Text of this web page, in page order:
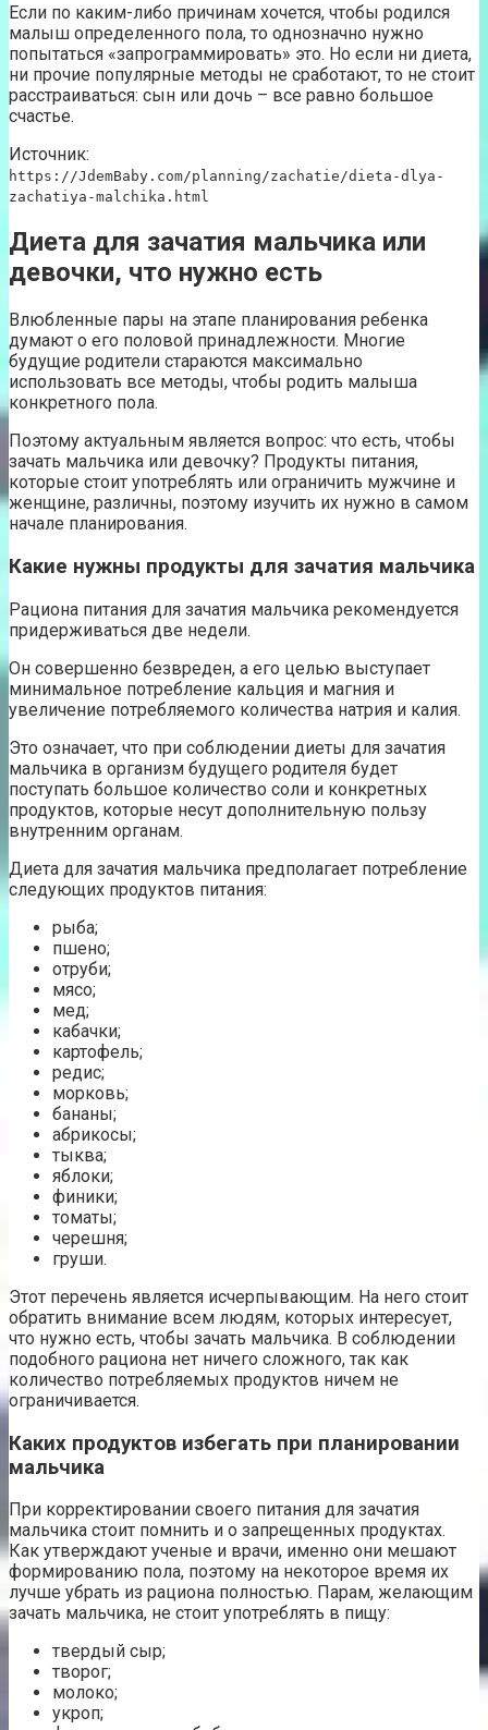
Если по каким-либо причинам хочется, чтобы родился
малыш определенного пола, то однозначно нужно
попытаться «запрограммировать» это. Но если ни диета,
ни прочие популярные методы не сработают, то не стоит
расстраиваться: сын или дочь – все равно большое
счастье.
Источник:
https://JdemBaby.com/planning/zachatie/dieta-dlya-
zachatiya-malchika.html
Диета для зачатия мальчика или
девочки, что нужно есть
Влюбленные пары на этапе планирования ребенка
думают о его половой принадлежности. Многие
будущие родители стараются максимально
использовать все методы, чтобы родить малыша
конкретного пола.
Поэтому актуальным является вопрос: что есть, чтобы
зачать мальчика или девочку? Продукты питания,
которые стоит употреблять или ограничить мужчине и
женщине, различны, поэтому изучить их нужно в самом
начале планирования.
Какие нужны продукты для зачатия мальчика
Рациона питания для зачатия мальчика рекомендуется
придерживаться две недели.
Он совершенно безвреден, а его целью выступает
минимальное потребление кальция и магния и
увеличение потребляемого количества натрия и калия.
Это означает, что при соблюдении диеты для зачатия
мальчика в организм будущего родителя будет
поступать большое количество соли и конкретных
продуктов, которые несут дополнительную пользу
внутренним органам.
Диета для зачатия мальчика предполагает потребление
следующих продуктов питания:
рыба;
пшено;
отруби;
мясо;
мед;
кабачки;
картофель;
редис;
морковь;
бананы;
абрикосы;
тыква;
яблоки;
финики;
томаты;
черешня;
груши.
Этот перечень является исчерпывающим. На него стоит
обратить внимание всем людям, которых интересует,
что нужно есть, чтобы зачать мальчика. В соблюдении
подобного рациона нет ничего сложного, так как
количество потребляемых продуктов ничем не
ограничивается.
Каких продуктов избегать при планировании
мальчика
При корректировании своего питания для зачатия
мальчика стоит помнить и о запрещенных продуктах.
Как утверждают ученые и врачи, именно они мешают
формированию пола, поэтому на некоторое время их
лучше убрать из рациона полностью. Парам, желающим
зачать мальчика, не стоит употреблять в пищу:
твердый сыр;
творог;
молоко;
укроп;